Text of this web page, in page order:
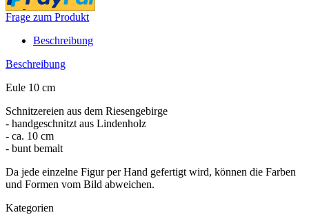
Frage zum Produkt
Beschreibung
Beschreibung
Eule 10 cm
Schnitzereien aus dem Riesengebirge
- handgeschnitzt aus Lindenholz
- ca. 10 cm
- bunt bemalt
Da jede einzelne Figur per Hand gefertigt wird, können die Farben
und Formen vom Bild abweichen.
Kategorien